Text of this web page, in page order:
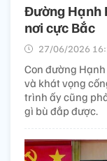
Đường Hạnh
nơi cực Bắc
27/06/2026
Con đường
và khát vọng
trình ấy cũng
gì bù đắp được.